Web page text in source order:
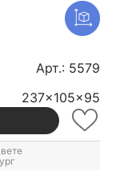
Арт.: 5579
237x105x95